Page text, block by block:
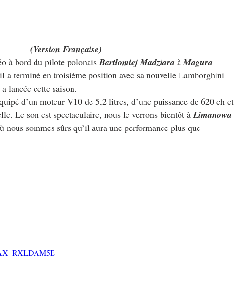
(Version Française)
à bord du pilote polonais Bartłomiej Madziara à Magura
a terminé en troisième position avec sa nouvelle Lamborghini
lancée cette saison.
d’un moteur V10 de 5,2 litres, d’une puissance de 620 ch et
Le son est spectaculaire, nous le verrons bientôt à Limanowa
nous sommes sûrs qu’il aura une performance plus que